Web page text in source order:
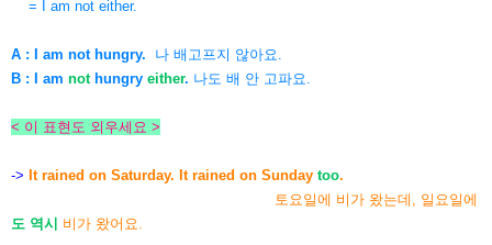
= I am not either.
A : I am not hungry. 나 배고프지 않아요.
B : I am nothungry either. 나도 배 안 고파요.
< 이 표현도 외우세요 >
-> It rained on Saturday. It rained on Sunday too.
토요일에 비가 왔는데, 일요일에
도 역시 비가 왔어요.